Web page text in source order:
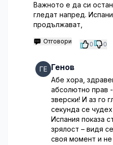
Важното е да си
гледат напред.
продължават,
Отговори 0 0
Генов
Абе хора,
абсолютно прав
зверски! И аз го
секунда се
Испания показа
зрялост – видя
своя момент и не